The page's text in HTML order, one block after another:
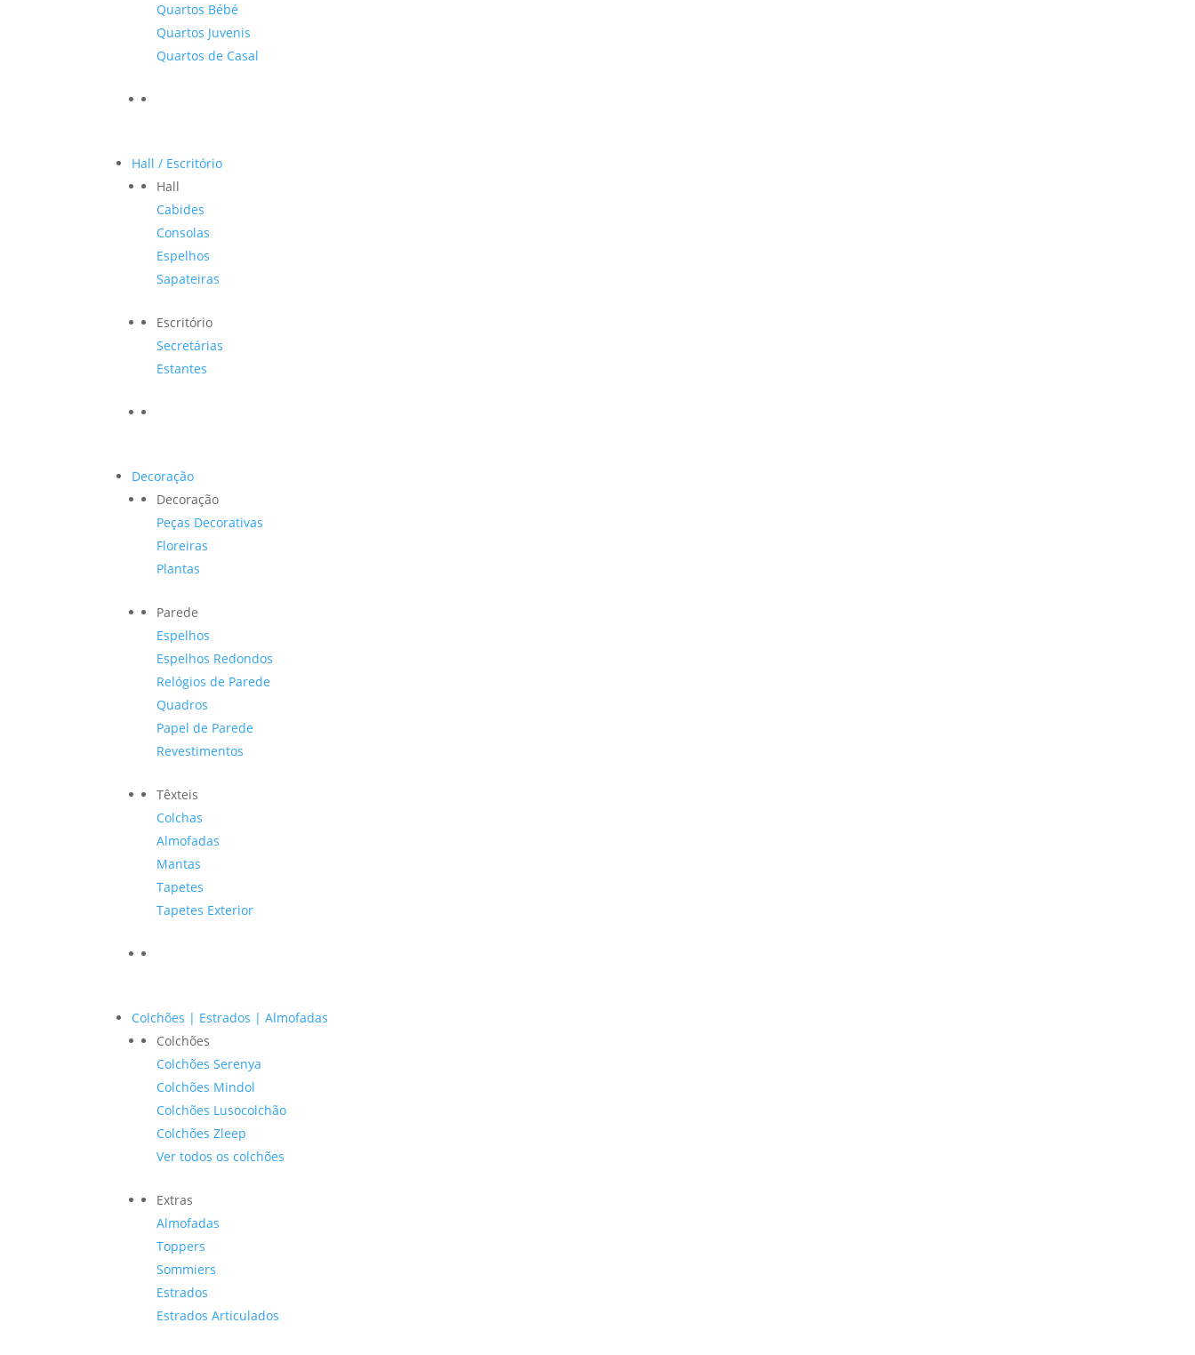
Quartos Bébé
Quartos Juvenis
Quartos de Casal
Hall / Escritório
Hall
Cabides
Consolas
Espelhos
Sapateiras
Escritório
Secretárias
Estantes
Decoração
Decoração
Peças Decorativas
Floreiras
Plantas
Parede
Espelhos
Espelhos Redondos
Relógios de Parede
Quadros
Papel de Parede
Revestimentos
Têxteis
Colchas
Almofadas
Mantas
Tapetes
Tapetes Exterior
Colchões | Estrados | Almofadas
Colchões
Colchões Serenya
Colchões Mindol
Colchões Lusocolchão
Colchões Zleep
Ver todos os colchões
Extras
Almofadas
Toppers
Sommiers
Estrados
Estrados Articulados